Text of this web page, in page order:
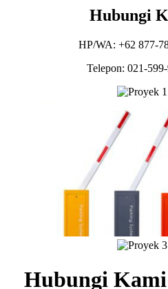
Hubungi
HP/WA: +62 877-
Telepon: 021-
Hubungi